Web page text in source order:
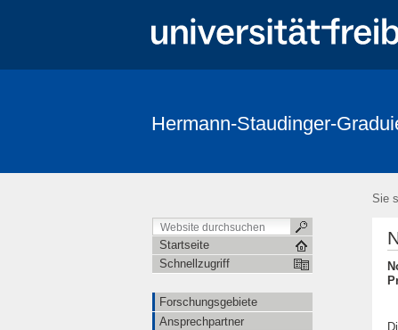
Hermann-Staudinger-
Sie
Startseite
Schnellzugriff
Forschungsgebiete
Ansprechpartner